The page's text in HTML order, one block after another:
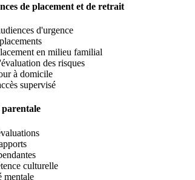
de placement et de retrait
d'urgence
en milieu familial
des risques
à domicile
supervisé
parentale
culturelle
mentale